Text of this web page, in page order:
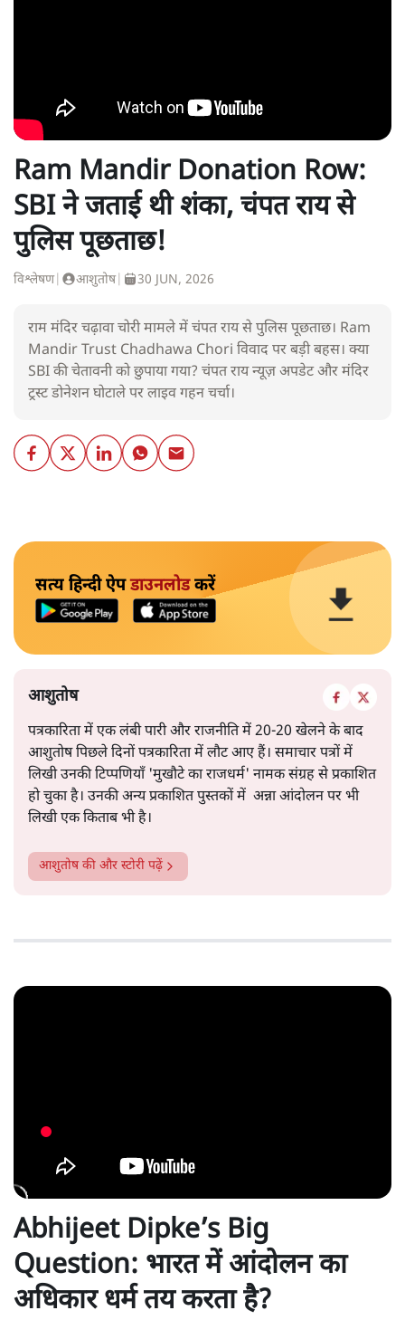
Ram Mandir Donation Row:
SBI ने जताई थी शंका, चंपत राय से
पुलिस पूछताछ!
विश्लेषण| आशुतोष| 30 JUN, 2026
राम मंदिर चढ़ावा चोरी मामले में चंपत राय से पुलिस पूछताछ। Ram
Mandir Trust Chadhawa Chori विवाद पर बड़ी बहस। क्या
SBI की चेतावनी को छुपाया गया? चंपत राय न्यूज़ अपडेट और मंदिर
ट्रस्ट डोनेशन घोटाले पर लाइव गहन चर्चा।
सत्य हिन्दी ऐपडाउनलोडकरें
आशुतोष
पत्रकारिता में एक लंबी पारी और राजनीति में 20-20 खेलने के बाद
आशुतोष पिछले दिनों पत्रकारिता में लौट आए हैं। समाचार पत्रों में
लिखी उनकी टिप्पणियाँ 'मुखौटे का राजधर्म' नामक संग्रह से प्रकाशित
हो चुका है। उनकी अन्य प्रकाशित पुस्तकों में अन्ना आंदोलन पर भी
लिखी एक किताब भी है।
आशुतोषकी और स्टोरी पढ़ें
Abhijeet Dipke’s Big
Question: भारत में आंदोलन का
अधिकार धर्म तय करता है?